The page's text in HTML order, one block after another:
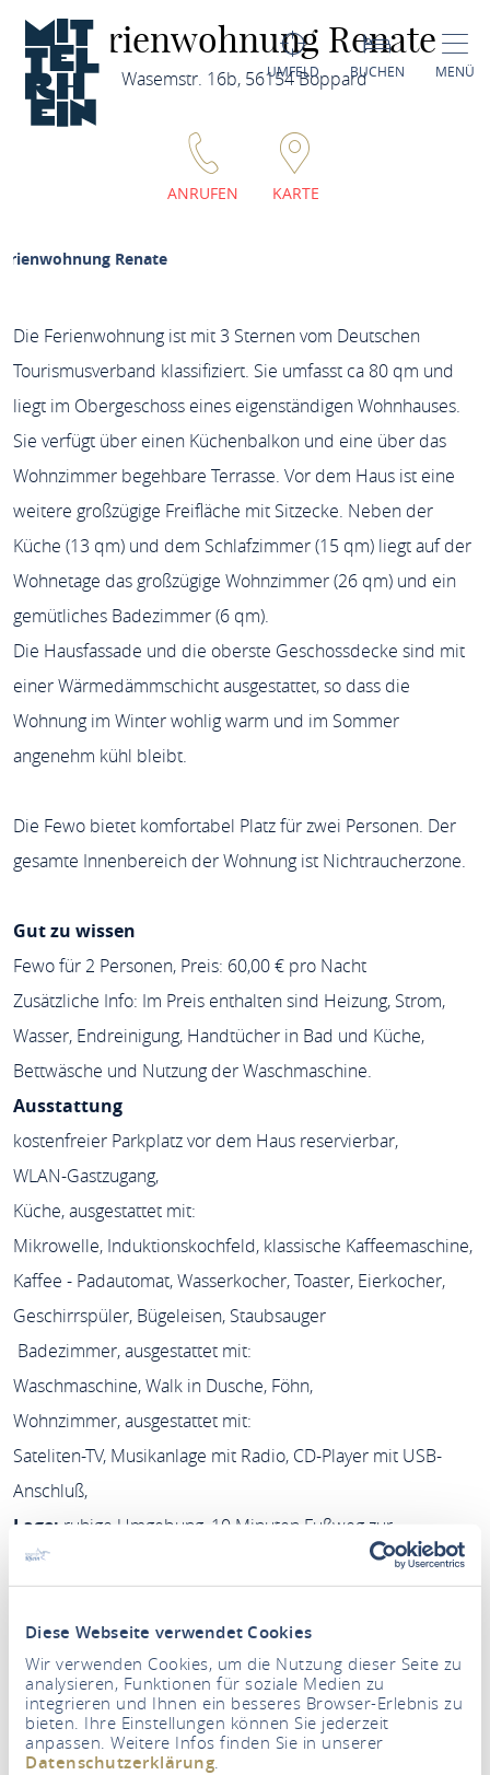
Diese Webseite verwendet Cookies
Wir verwenden Cookies, um die Nutzung dieser Seite zu
analysieren, Funktionen für soziale Medien zu
integrieren und Ihnen ein besseres Browser-Erlebnis zu
bieten. Ihre Einstellungen können Sie jederzeit
anpassen. Weitere Infos finden Sie in unserer
Datenschutzerklärung
UMFELD BUCHEN MENÜ
Ferienwohnung Renate
Wasemstr. 16b, 56154 Boppard
ANRUFEN KARTE
Renate
Die Ferienwohnung ist mit 3 Sternen vom Deutschen
Tourismusverband klassifiziert. Sie umfasst ca 80 qm und
liegt im Obergeschoss eines eigenständigen Wohnhauses.
Sie verfügt über einen Küchenbalkon und eine über das
Wohnzimmer begehbare Terrasse. Vor dem Haus ist eine
weitere großzügige Freifläche mit Sitzecke. Neben der
Küche (13 qm) und dem Schlafzimmer (15 qm) liegt auf der
Wohnetage das großzügige Wohnzimmer (26 qm) und ein
gemütliches Badezimmer (6 qm).
Die Hausfassade und die oberste Geschossdecke sind mit
einer Wärmedämmschicht ausgestattet, so dass die
Wohnung im Winter wohlig warm und im Sommer
angenehm kühl bleibt.
Die Fewo bietet komfortabel Platz für zwei Personen. Der
gesamte Innenbereich der Wohnung ist Nichtraucherzone.
Gut zu wissen
Fewo für 2 Personen, Preis: 60,00 € pro Nacht
Zusätzliche Info: Im Preis enthalten sind Heizung, Strom,
Wasser, Endreinigung, Handtücher in Bad und Küche,
Bettwäsche und Nutzung der Waschmaschine.
Ausstattung
kostenfreier Parkplatz vor dem Haus reservierbar,
WLAN-Gastzugang,
Küche, ausgestattet mit:
Mikrowelle, Induktionskochfeld, klassische Kaffeemaschine,
Kaffee - Padautomat, Wasserkocher, Toaster, Eierkocher,
Geschirrspüler, Bügeleisen, Staubsauger
Badezimmer, ausgestattet mit:
Waschmaschine, Walk in Dusche, Föhn,
Wohnzimmer, ausgestattet mit:
Sateliten-TV, Musikanlage mit Radio, CD-Player mit USB-
Anschluß,
Lage: ruhige Umgebung, 10 Minuten Fußweg zur
Innenstadt
Zeitraum
Personen